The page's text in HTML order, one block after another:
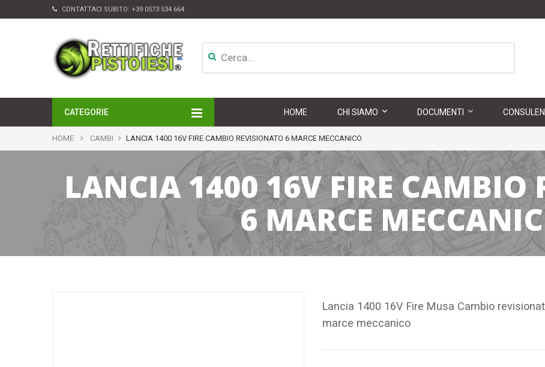
CONTATTACI SUBITO: +39 0573 534 664
CATEGORIE
APPARATI DI INIEZIONE
TURBINE
ALTRI ACCESSORI
HOME CHI SIAMO DOCUMENTI
HOME CAMBI LANCIA 1400 16V FIRE CAMBIO REVISIONATO 6 MARCE MECCANICO
LANCIA 1400 16V FIRE CAMBIO
6 MARCE
Lancia 1400 16V Fire Musa Cambio
marce meccanico